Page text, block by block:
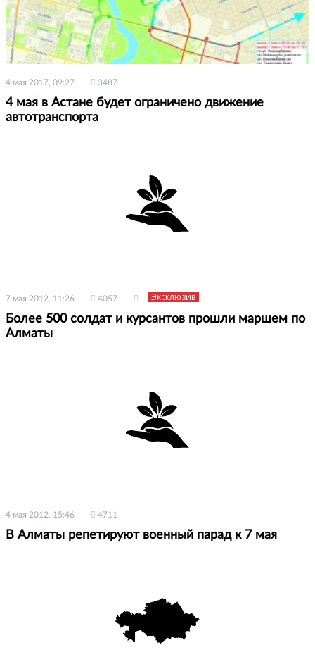
4 мая 2017, 09:27 3487
4 мая в Астане будет ограничено движение
автотранспорта
7 мая 2012, 11:26 4057 Эксклюзив
Более 500 солдат и курсантов прошли маршем по
Алматы
4 мая 2012, 15:46 4711
В Алматы репетируют военный парад к 7 мая